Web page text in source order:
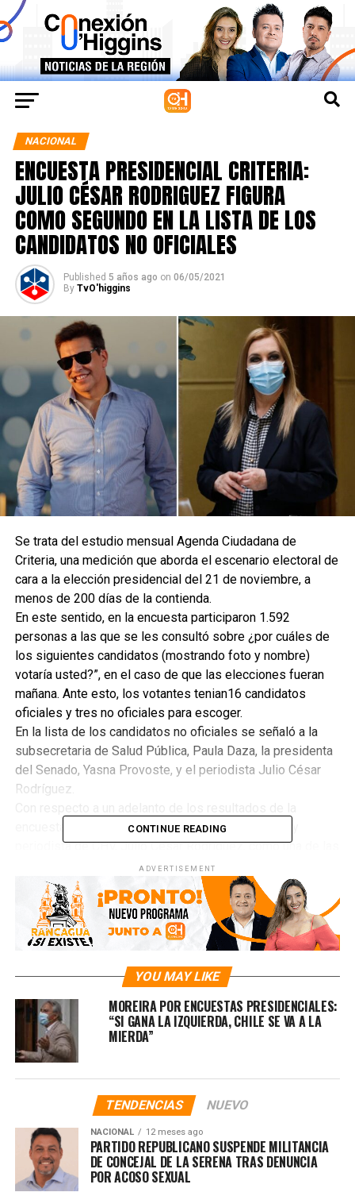
NACIONAL
ENCUESTA PRESIDENCIAL CRITERIA:
JULIO CÉSAR RODRIGUEZ FIGURA
COMO SEGUNDO EN LA LISTA DE LOS
CANDIDATOS NO OFICIALES
Published 5 años ago on 06/05/2021
By TvO'higgins
Se trata del estudio mensual Agenda Ciudadana de
Criteria, una medición que aborda el escenario electoral de
cara a la elección presidencial del 21 de noviembre, a
menos de 200 días de la contienda.
En este sentido, en la encuesta participaron 1.592
personas a las que se les consultó sobre ¿por cuáles de
los siguientes candidatos (mostrando foto y nombre)
votaría usted?”, en el caso de que las elecciones fueran
mañana. Ante esto, los votantes tenian16 candidatos
oficiales y tres no oficiales para escoger.
En la lista de los candidatos no oficiales se señaló a la
subsecretaria de Salud Pública, Paula Daza, la presidenta
del Senado, Yasna Provoste, y el periodista Julio César
Rodríguez.
encuesta “criteria” posicionó con 17% al animador y
periodista de CHV, Julio César Rodríguez, como una de las
preferencias presidenciales más populares, superando a
otros rostros. Sin embargo, el primer lugar lo obtendría
Pamela Jiles con un 19% de preferencia.
RELATED TOPICS: JULIO CESAR
PAMELA JILES
DUELO NACIONAL POR EL FALLECIMIENTO DE HUMBERTO
MATURANA
DON'T MISS
DESDE ESTE JUEVES SUBIÓ EL PRECIO DE LAS GASOLINAS
DE 93 Y 97 OCTANOS ENAP
CONTINUE READING
ADVERTISEMENT
YOU MAY LIKE
MOREIRA POR ENCUESTAS PRESIDENCIALES:
“SI GANA LA IZQUIERDA, CHILE SE VA A LA
MIERDA”
TENDENCIAS NUEVO
NACIONAL 12 meses ago
PARTIDO REPUBLICANO SUSPENDE MILITANCIA
DE CONCEJAL DE LA SERENA TRAS DENUNCIA
POR ACOSO SEXUAL